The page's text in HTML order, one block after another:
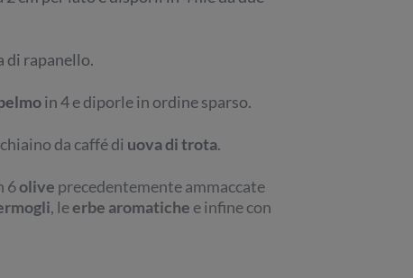
di rapanello.
in 4 e diporle in ordine sparso.
da caffé di uova di trota.
6olive precedentemente ammaccate
, leerbe aromatiche e infine con